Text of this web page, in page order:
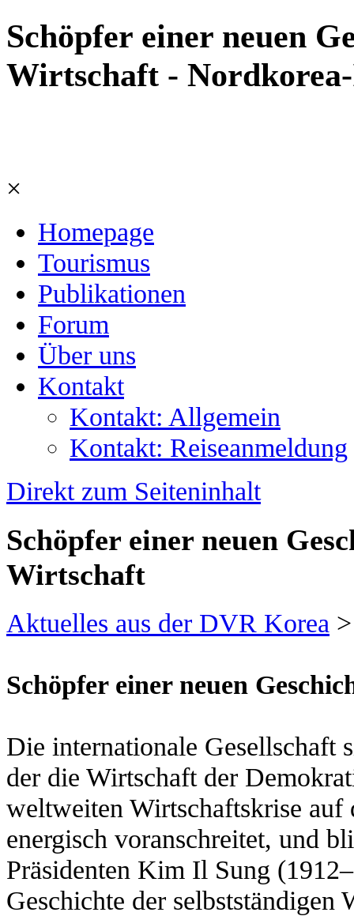
Schöpfer einer neuen
Wirtschaft -
×
Homepage
Tourismus
Publikationen
Forum
Über uns
Kontakt
Kontakt: Allgemein
Kontakt: Reiseanmeldung
Direkt zum Seiteninhalt
Schöpfer einer neuen
Wirtschaft
Aktuelles aus der DVR Korea
Schöpfer einer neuen
Die internationale
der die Wirtschaft der
weltweiten Wirtschaftskrise
energisch voranschreitet, und
Präsidenten Kim Il Sung
Geschichte der selbstständigen